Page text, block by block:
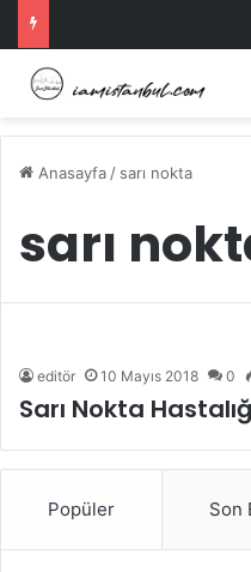
Anasayfa / sarı nokta
sarı
editör 10 Mayıs 2018 0
Sarı Nokta
Popüler Son